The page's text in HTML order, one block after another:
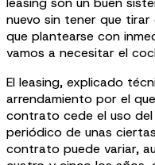
nuevo sin tener que
que plantearse con
vamos a necesitar el
El leasing, explicado
arrendamiento por el
contrato cede el uso
periódico de unas
contrato puede variar,